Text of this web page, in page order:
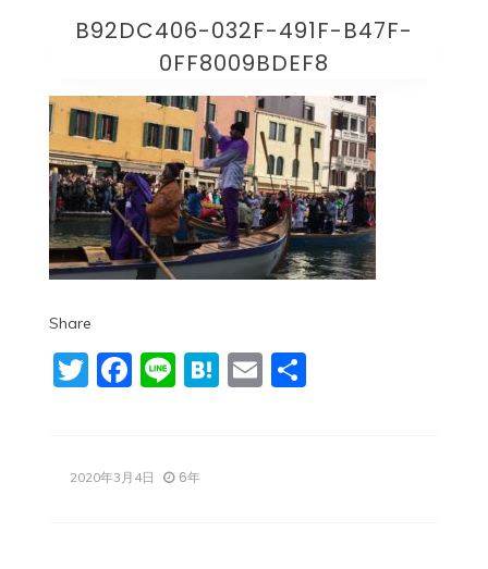
B92DC406-032F-491F-B47F-
0FF8009BDEF8
Share
Twitter
Facebook
LineHatena
Email
共
2020年3月4日 6年